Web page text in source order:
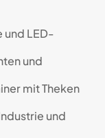
und LED-
und
mit Theken
und